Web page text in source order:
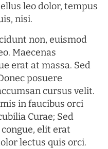
leo dolor, tempus
nisi.
non, euismod
Maecenas
erat at massa. Sed
posuere
cursus velit.
in faucibus orci
Curae; Sed
elit erat
lectus quis orci.